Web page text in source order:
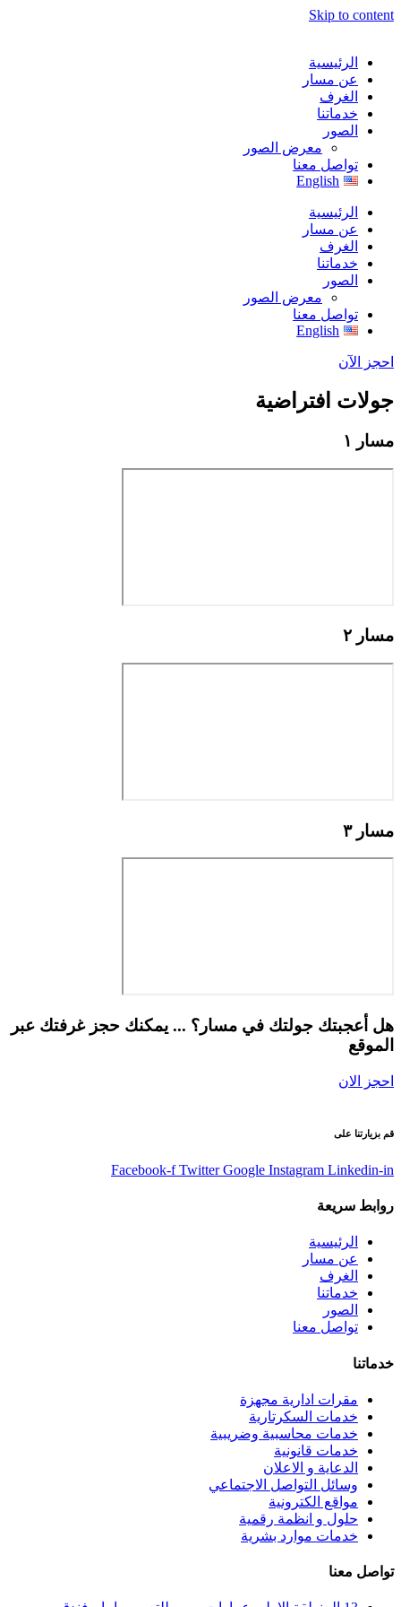
Skip to content
الرئيسية
عن مسار
الغرف
خدماتنا
الصور
معرض الصور
تواصل معنا
English
الرئيسية
عن مسار
الغرف
خدماتنا
الصور
معرض الصور
تواصل معنا
English
احجز الآن
جولات افتراضية
مسار ١
مسار ٢
مسار ٣
هل أعجبتك جولتك في مسار؟ ... يمكنك حجز غرفتك عبر
الموقع
احجز الان
قم بزيارتنا على
Facebook-f Twitter Google Instagram Linkedin-in
روابط سريعة
الرئيسية
عن مسار
الغرف
خدماتنا
الصور
تواصل معنا
خدماتنا
مقرات ادارية مجهزة
خدمات السكرتارية
خدمات محاسبية وضريبية
خدمات قانونية
الدعاية و الاعلان
وسائل التواصل الاجتماعي
مواقع الكترونية
حلول و انظمة رقمية
خدمات موارد بشرية
تواصل معنا